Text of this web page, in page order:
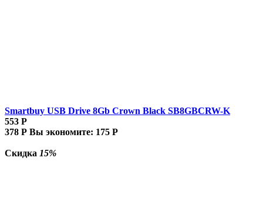
Smartbuy USB Drive 8Gb Crown Black SB8GBCRW-K
553 Р
378 Р Вы экономите: 175 Р
Скидка 15%